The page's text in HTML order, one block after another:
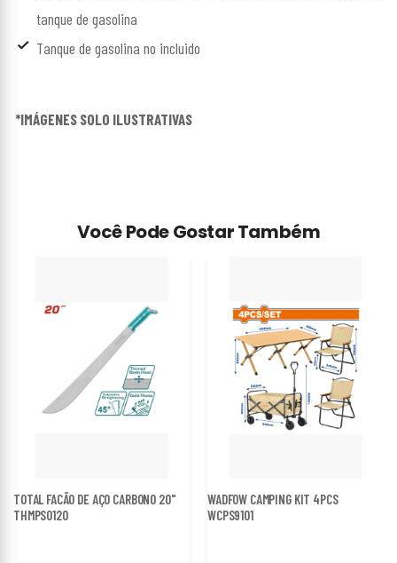
tanque de gasolina
Tanque de gasolina no incluido
*IMÁGENES SOLO ILUSTRATIVAS
Você Pode Gostar Também
TOTAL FACÃO DE AÇO CARBONO 20"
THMPS0120
WADFOW CAMPING KIT 4PCS
WCPS9101